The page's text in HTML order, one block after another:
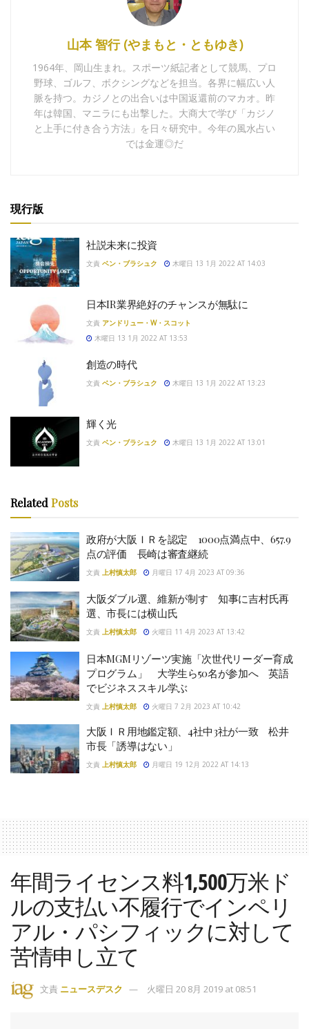
山本 智行 (やまもと・ともゆき)
1964年、岡山生まれ。スポーツ紙記者として競馬、プロ
野球、ゴルフ、ボクシングなどを担当。各界に幅広い人
脈を持つ。カジノとの出合いは中国返還前のマカオ。昨
年は韓国、マニラにも出撃した。大商大で学び「カジノ
と上手に付き合う方法」を日々研究中。今年の風水占い
では金運◎だ
現行版
社説未来に投資
文責 ベン・ブラシュク 木曜日 13 1月 2022 AT 14:03
日本IR業界絶好のチャンスが無駄に
文責 アンドリュー・W・スコット
木曜日 13 1月 2022 AT 13:53
創造の時代
文責 ベン・ブラシュク 木曜日 13 1月 2022 AT 13:23
輝く光
文責 ベン・ブラシュク 木曜日 13 1月 2022 AT 13:01
Related Posts
政府が大阪ＩＲを認定 1000点満点中、657.9
点の評価 長崎は審査継続
文責 上村慎太郎 月曜日 17 4月 2023 AT 09:36
大阪ダブル選、維新が制す 知事に吉村氏再
選、市長には横山氏
文責 上村慎太郎 火曜日 11 4月 2023 AT 13:42
日本MGMリゾーツ実施「次世代リーダー育成
プログラム」 大学生ら50名が参加へ 英語
でビジネススキル学ぶ
文責 上村慎太郎 火曜日 7 2月 2023 AT 10:42
大阪ＩＲ用地鑑定額、4社中3社が一致 松井
市長「誘導はない」
文責 上村慎太郎 月曜日 19 12月 2022 AT 14:13
年間ライセンス料1,500万米ド
ルの支払い不履行でインペリ
アル・パシフィックに対して
苦情申し立て
文責 ニュースデスク 火曜日 20 8月 2019 at 08:51